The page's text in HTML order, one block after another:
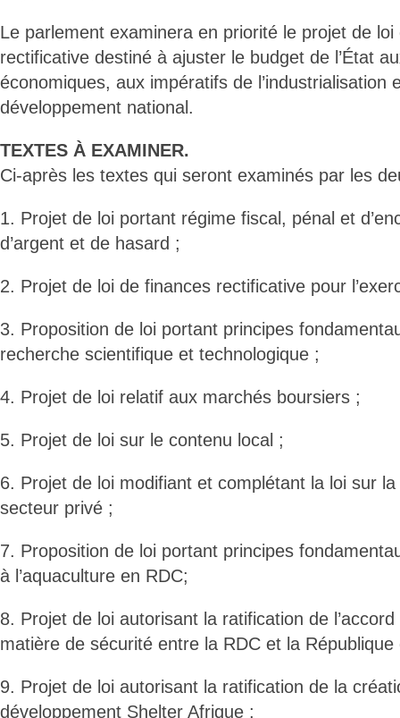
Le parlement examinera en priorité le projet de loi
rectificative destiné à ajuster le budget de l’État
économiques, aux impératifs de l’industrialisation
développement national.
TEXTES À EXAMINER.
Ci-après les textes qui seront examinés par les
1. Projet de loi portant régime fiscal, pénal et
d’argent et de hasard ;
2. Projet de loi de finances rectificative pour
3. Proposition de loi portant principes
recherche scientifique et technologique ;
4. Projet de loi relatif aux marchés boursiers ;
5. Projet de loi sur le contenu local ;
6. Projet de loi modifiant et complétant la loi sur
secteur privé ;
7. Proposition de loi portant principes
à l’aquaculture en RDC;
8. Projet de loi autorisant la ratification de
matière de sécurité entre la RDC et la République
9. Projet de loi autorisant la ratification de la
développement Shelter Afrique ;